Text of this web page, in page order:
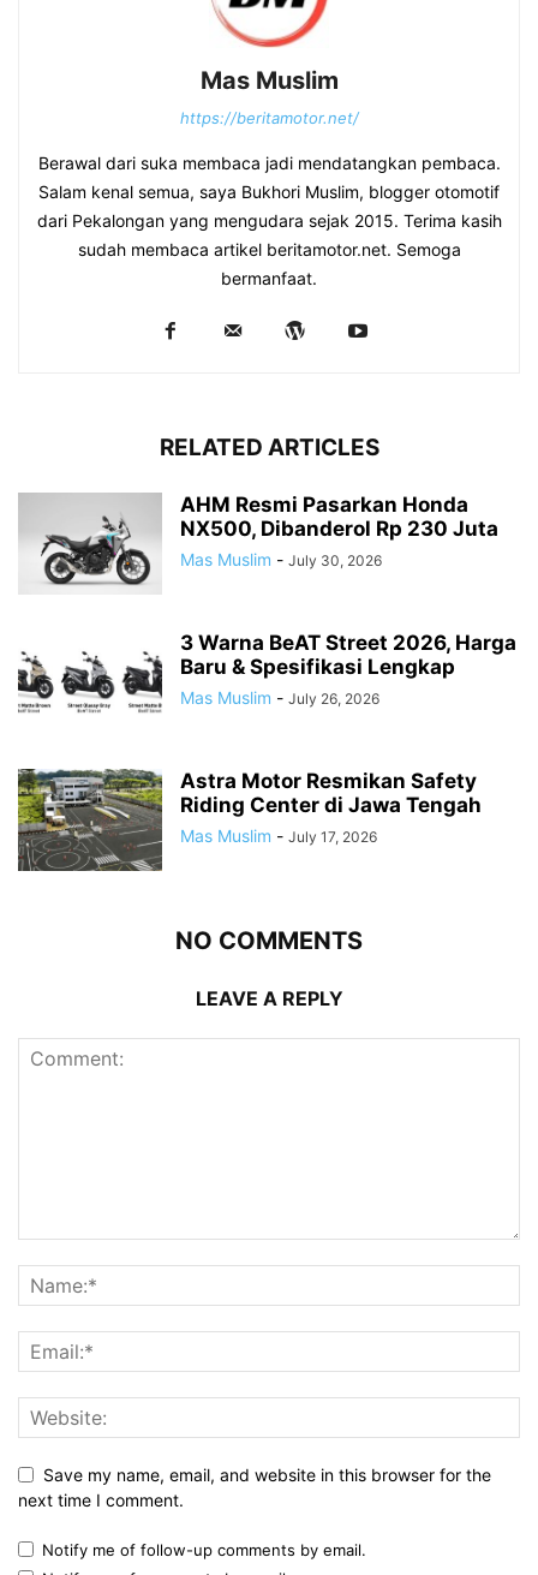
Mas Muslim
https://beritamotor.net/
Berawal dari suka membaca jadi mendatangkan pembaca.
Salam kenal semua, saya Bukhori Muslim, blogger otomotif
dari Pekalongan yang mengudara sejak 2015. Terima kasih
sudah membaca artikel beritamotor.net. Semoga
bermanfaat.
RELATED ARTICLES
AHM Resmi Pasarkan Honda
NX500, Dibanderol Rp 230 Juta
Mas Muslim - July 30, 2026
3 Warna BeAT Street 2026, Harga
Baru & Spesifikasi Lengkap
Mas Muslim - July 26, 2026
Astra Motor Resmikan Safety
Riding Center di Jawa Tengah
Mas Muslim - July 17, 2026
NO COMMENTS
LEAVE A REPLY
Save my name, email, and website in this browser for the
next time I comment.
Notify me of follow-up comments by email.